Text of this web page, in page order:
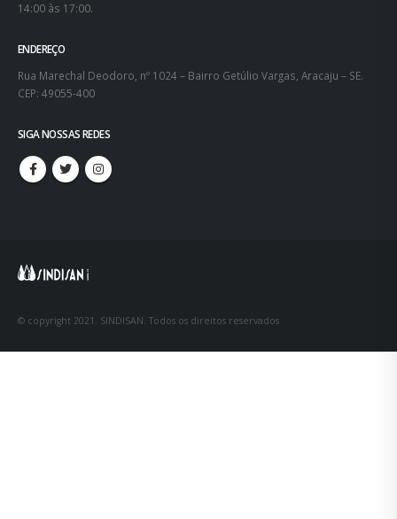
14:00 às 17:00.
ENDEREÇO
Rua Marechal Deodoro, nº 1024 – Bairro Getúlio Vargas, Aracaju – SE.
CEP: 49055-400
SIGA NOSSAS REDES
© copyright 2021. SINDISAN. Todos os direitos reservados